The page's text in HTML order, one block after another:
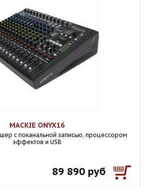
MACKIE ONYX16
с поканальной записью, процессором
эффектов и USB
89 890 руб